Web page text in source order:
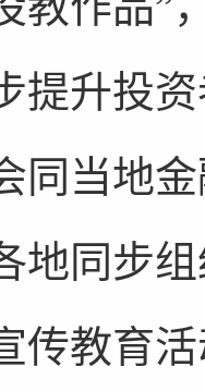
提升投
同当地
地同步
传教育